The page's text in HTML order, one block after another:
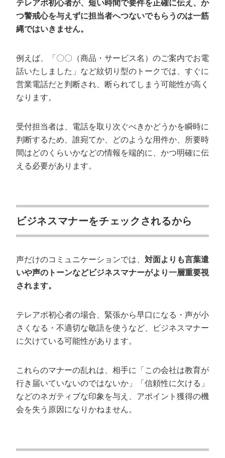
テレアポ初心者が、短い時間で要件を正確に伝え、か
つ警戒心を与えずに担当者へつないでもらうのは一筋
縄ではいきません。
例えば、「〇〇（商品・サービス名）のご案内でお電
話いたしました」など紋切り型のトークでは、すぐに
営業電話だと判断され、断られてしまう可能性が高く
なります。
受付担当者は、電話を取り次ぐべきかどうかを瞬時に
判断するため、誰宛てか、どのような用件か、所要時
間はどのくらいかなどの情報を端的に、かつ明確に伝
える必要があります。
ビジネスマナーをチェックされるから
声だけのコミュニケーションでは、 対面よりも言葉遣
いや声のトーンなどビジネスマナーがより一層重要視
されます。
テレアポ初心者の場合、緊張から早口になる・声が小
さくなる・不適切な敬語を使うなど、ビジネスマナー
に欠けている可能性があります。
これらのマナーの乱れは、相手に「この会社は教育が
行き届いていないのではないか」「信頼性に欠ける」
などのネガティブな印象を与え、アポイント獲得の機
会を失う原因になりかねません。